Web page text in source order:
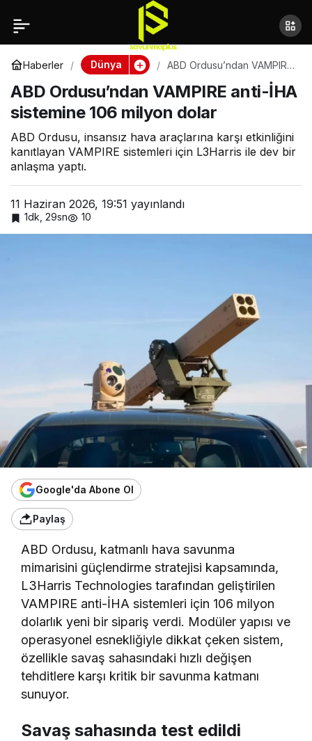
Haberler Dünya
ABD Ordusu’ndan VAMPIRE
milyon dolar
ABD Ordusu’ndan VAMPIRE anti-İHA
sistemine 106 milyon dolar
ABD Ordusu, insansız hava araçlarına karşı etkinliğini
kanıtlayan VAMPIRE sistemleri için L3Harris ile dev bir
anlaşma yaptı.
11 Haziran 2026, 19:51 yayınlandı
1dk, 29sn 10
Google'da Abone Ol
Paylaş
ABD Ordusu, katmanlı hava savunma
mimarisini güçlendirme stratejisi kapsamında,
L3Harris Technologies tarafından geliştirilen
VAMPIRE anti-İHA sistemleri için 106 milyon
dolarlık yeni bir sipariş verdi. Modüler yapısı ve
operasyonel esnekliğiyle dikkat çeken sistem,
özellikle savaş sahasındaki hızlı değişen
tehditlere karşı kritik bir savunma katmanı
sunuyor.
Savaş sahasında test edildi
ABD Ordusu’ndan
VAMPIRE anti-İHA
sistemine 106 milyon
dolar